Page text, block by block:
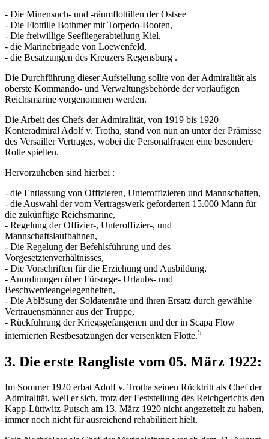
- Die Minensuch- und -räumflottillen der Ostsee
- Die Flottille Bothmer mit Torpedo-Booten,
- Die freiwillige Seefliegerabteilung Kiel,
- die Marinebrigade von Loewenfeld,
- die Besatzungen des Kreuzers Regensburg .
Die Durchführung dieser Aufstellung sollte von der Admiralität als
oberste Kommando- und Verwaltungsbehörde der vorläufigen
Reichsmarine vorgenommen werden.
Die Arbeit des Chefs der Admiralität, von 1919 bis 1920
Konteradmiral Adolf v. Trotha, stand von nun an unter der Prämisse
des Versailler Vertrages, wobei die Personalfragen eine besondere
Rolle spielten.
Hervorzuheben sind hierbei :
- die Entlassung von Offizieren, Unteroffizieren und Mannschaften,
- die Auswahl der vom Vertragswerk geforderten 15.000 Mann für
die zukünftige Reichsmarine,
- Regelung der Offizier-, Unteroffizier-, und
Mannschaftslaufbahnen,
- Die Regelung der Befehlsführung und des
Vorgesetztenverhältnisses,
- Die Vorschriften für die Erziehung und Ausbildung,
- Anordnungen über Fürsorge- Urlaubs- und
Beschwerdeangelegenheiten,
- Die Ablösung der Soldatenräte und ihren Ersatz durch gewählte
Vertrauensmänner aus der Truppe,
- Rückführung der Kriegsgefangenen und der in Scapa Flow
internierten Restbesatzungen der versenkten Flotte.5
3. Die erste Rangliste vom 05. März 1922:
Im Sommer 1920 erbat Adolf v. Trotha seinen Rücktritt als Chef der
Admiralität, weil er sich, trotz der Feststellung des Reichgerichts den
Kapp-Lüttwitz-Putsch am 13. März 1920 nicht angezettelt zu haben,
immer noch nicht für ausreichend rehabilitiert hielt.